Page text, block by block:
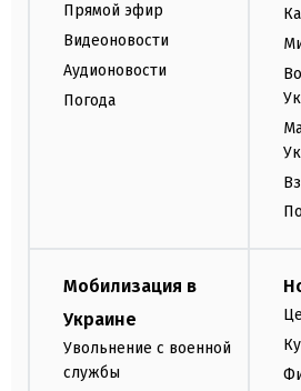
Прямой эфир
Видеоновости
Аудионовости
Погода
Мобилизация в
Украине
Увольнение с военной
службы